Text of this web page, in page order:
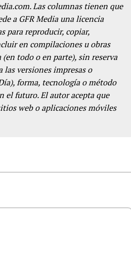
Las columnas tienen que
a GFR Media una licencia
para reproducir, copiar,
en compilaciones u obras
todo o en parte), sin reserva
versiones impresas o
forma, tecnología o método
el futuro. El autor acepta que
web o aplicaciones móviles